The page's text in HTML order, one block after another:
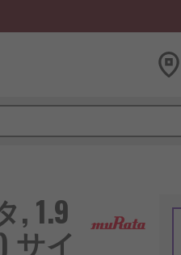
, 1.9
サイ